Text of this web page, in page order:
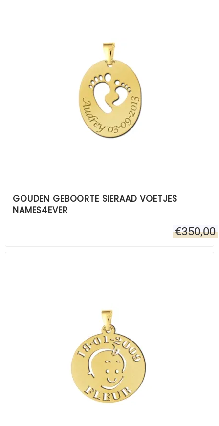
GOUDEN GEBOORTE SIERAAD VOETJES
NAMES4EVER
€350,00